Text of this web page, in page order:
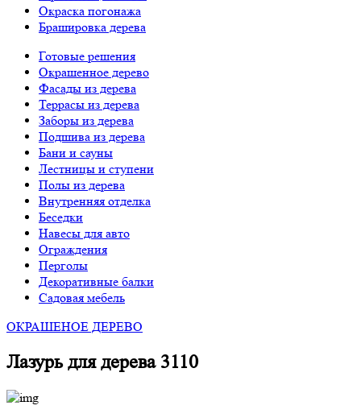
Окраска погонажа
Брашировка дерева
Готовые решения
Окрашенное дерево
Фасады из дерева
Террасы из дерева
Заборы из дерева
Подшива из дерева
Бани и сауны
Лестницы и ступени
Полы из дерева
Внутренняя отделка
Беседки
Навесы для авто
Ограждения
Перголы
Декоративные балки
Садовая мебель
ОКРАШЕНОЕ ДЕРЕВО
Лазурь для дерева 3110